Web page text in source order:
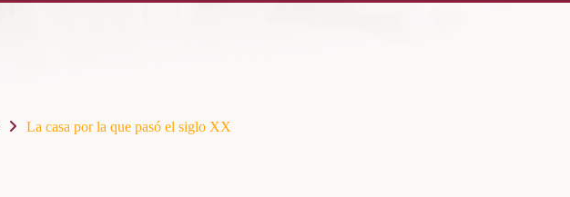
La casa por la que pasó el siglo XX